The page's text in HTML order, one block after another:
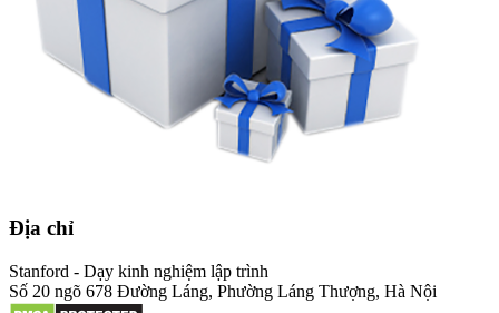
Địa chỉ
Stanford - Dạy kinh nghiệm lập trình
Số 20 ngõ 678 Đường Láng, Phường Láng Thượng, Hà Nội